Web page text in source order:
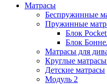
Матрасы
Беспружинные
Пружинные
Блок
Блок
Матрасы для
Круглые
Детские матрасы
Модуль 2